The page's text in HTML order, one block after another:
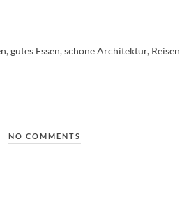
gutes Essen, schöne Architektur,
NO COMMENTS